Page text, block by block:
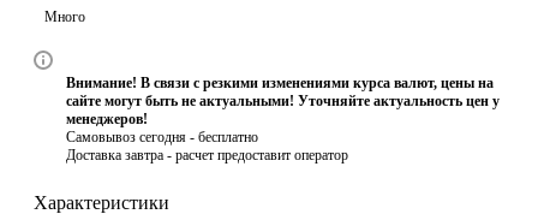
Много
Внимание! В связи с резкими изменениями курса валют, цены на
сайте могут быть не актуальными! Уточняйте актуальность цен у
менеджеров!
Самовывоз сегодня - бесплатно
Доставка завтра - расчет предоставит оператор
Характеристики